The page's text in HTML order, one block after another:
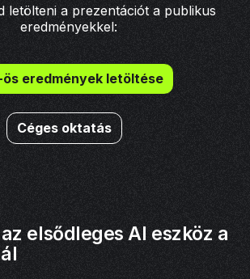
letölteni a prezentációt a publikus
eredményekkel:
eredmények letöltése
Céges oktatás
elsődleges AI eszköz a